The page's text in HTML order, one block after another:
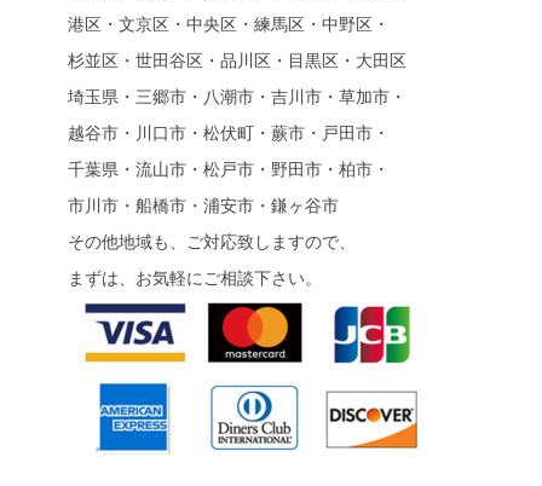
港区・文京区・中央区・練馬区・中野区・
杉並区・世田谷区・品川区・目黒区・大田区
埼玉県・三郷市・八潮市・吉川市・草加市・
越谷市・川口市・松伏町・蕨市・戸田市・
千葉県・流山市・松戸市・野田市・柏市・
市川市・船橋市・浦安市・鎌ヶ谷市
その他地域も、ご対応致しますので、
まずは、お気軽にご相談下さい。